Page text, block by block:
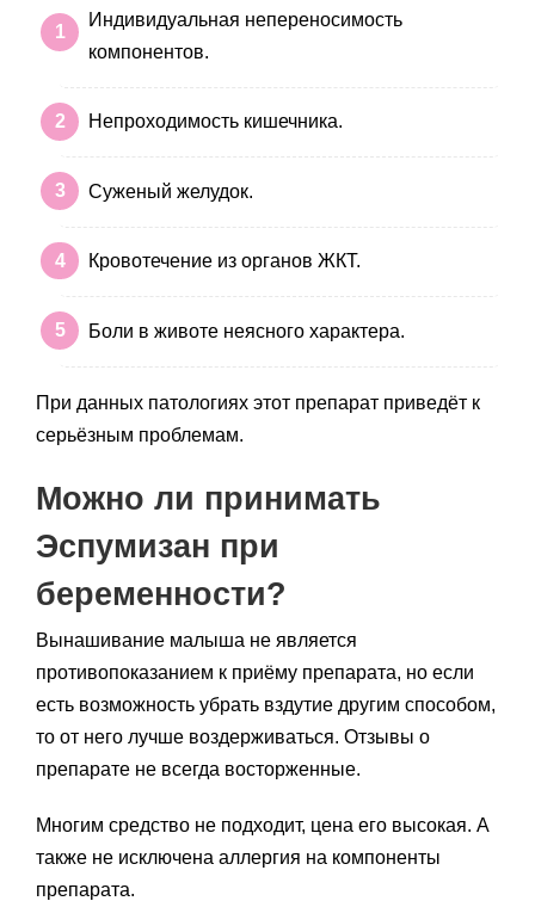
Индивидуальная непереносимость
компонентов.
Непроходимость кишечника.
Суженый желудок.
Кровотечение из органов ЖКТ.
Боли в животе неясного характера.
При данных патологиях этот препарат приведёт к
серьёзным проблемам.
Можно ли принимать
Эспумизан при
беременности?
Вынашивание малыша не является
противопоказанием к приёму препарата, но если
есть возможность убрать вздутие другим способом,
то от него лучше воздерживаться. Отзывы о
препарате не всегда восторженные.
Многим средство не подходит, цена его высокая. А
также не исключена аллергия на компоненты
препарата.